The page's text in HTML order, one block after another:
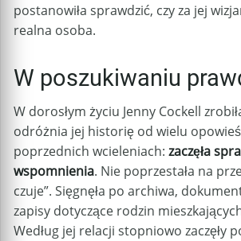
postanowiła sprawdzić, czy za jej
realna osoba.
W poszukiwaniu
W dorosłym życiu Jenny Cockell
odróżnia jej historię od wielu
poprzednich wcieleniach: zaczęła
wspomnienia. Nie poprzestała na
czuje”. Sięgnęła po archiwa,
zapisy dotyczące rodzin
Według jej relacji stopniowo zaczęły